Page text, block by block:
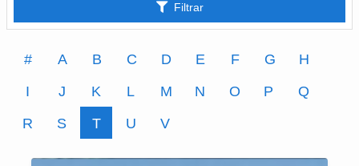
Filtrar
# A B C D E F G
H
I
J K L M N O P
Q
R
S T U V